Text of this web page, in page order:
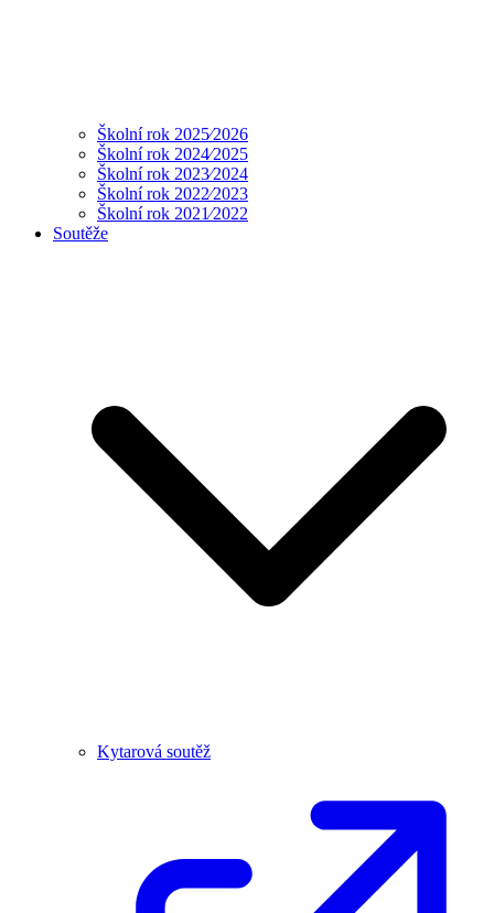
Školní rok 2025⁄2026
Školní rok 2024⁄2025
Školní rok 2023⁄2024
Školní rok 2022⁄2023
Školní rok 2021⁄2022
Soutěže
Kytarová soutěž